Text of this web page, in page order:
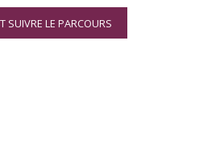
SUIVRE LE PARCOURS